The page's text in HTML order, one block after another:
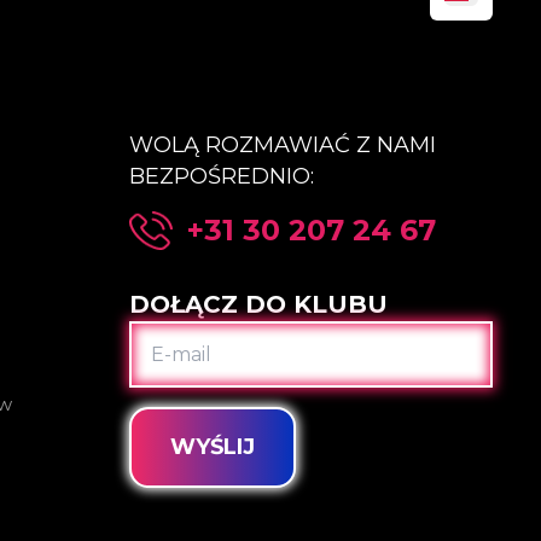
WOLĄ ROZMAWIAĆ Z NAMI
BEZPOŚREDNIO:
+31 30 207 24 67
DOŁĄCZ DO KLUBU
E-
MAIL
WYŚLIJ